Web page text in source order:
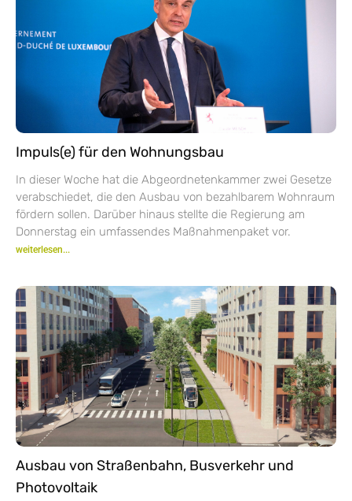
Impuls(e) für den Wohnungsbau
In dieser Woche hat die Abgeordnetenkammer zwei Gesetze
verabschiedet, die den Ausbau von bezahlbarem Wohnraum
fördern sollen. Darüber hinaus stellte die Regierung am
Donnerstag ein umfassendes Maßnahmenpaket vor.
weiterlesen...
Ausbau von Straßenbahn, Busverkehr und
Photovoltaik